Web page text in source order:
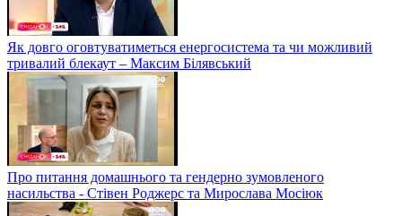
Як довго оговтуватиметься енергосистема та чи можливий
тривалий блекаут – Максим Білявський
Про питання домашнього та гендерно зумовленого
насильства - Стівен Роджерс та Мирослава Мосіюк